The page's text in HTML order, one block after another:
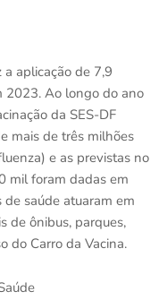
aplicação de 7,9
2023. Ao longo do ano
da SES-DF
mais de três milhões
e as previstas no
mil foram dadas em
de saúde atuaram em
de ônibus, parques,
do Carro da Vacina.